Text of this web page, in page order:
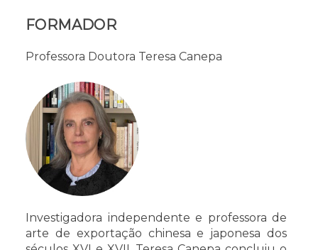
FORMADOR
Professora Doutora Teresa Canepa
Investigadora independente e professora de
arte de exportação chinesa e japonesa dos